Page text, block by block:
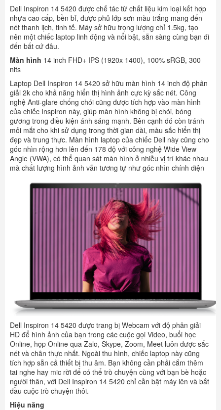
Dell Inspiron 14 5420 được chế tác từ chất liệu kim loại kết hợp
nhựa cao cấp, bền bỉ, được phủ lớp sơn màu trắng mang đến
nét thanh lịch, tinh tế. Máy sở hữu trọng lượng chỉ 1.5kg, tạo
nên một chiếc laptop linh động và nổi bật, sẵn sàng cùng bạn đi
đến bất cứ đâu.
Màn hình 14 inch FHD+ IPS (1920x 1400), 100% sRGB, 300
nits
Laptop Dell Inspiron 14 5420 sở hữu màn hình 14 inch độ phân
giải 2k cho khả năng hiển thị hình ảnh cực kỳ sắc nét. Công
nghệ Anti-glare chống chói cũng được tích hợp vào màn hình
của chiếc Inspiron này, giúp màn hình không bị chói, bóng
gương trong điều kiện ánh sáng mạnh. Bên cạnh đó còn tránh
mỏi mắt cho khi sử dụng trong thời gian dài, màu sắc hiển thị
đẹp và trung thực. Màn hình laptop của chiếc Dell này cũng cho
góc nhìn rộng hơn lên đến 178 độ với công nghệ Wide View
Angle (VWA), có thể quan sát màn hình ở nhiều vị trí khác nhau
mà chất lượng hình ảnh vẫn tương tự như góc nhìn chính diện
Dell Inspiron 14 5420 được trang bị Webcam với độ phân giải
HD để hình ảnh của bạn trong các cuộc gọi Video, buổi học
Online, họp Online qua Zalo, Skype, Zoom, Meet luôn được sắc
nét và chân thực nhất. Ngoài thu hình, chiếc laptop này cũng
tích hợp sẵn cả thiết bị thu âm. Bạn không cần phải cắm thêm
tai nghe hay mic rời để có thể trò chuyện cùng với bạn bè hoặc
người thân, với Dell Inspiron 14 5420 chỉ cần bật máy lên và bắt
đầu cuộc trò chuyện thôi.
Hiệu năng